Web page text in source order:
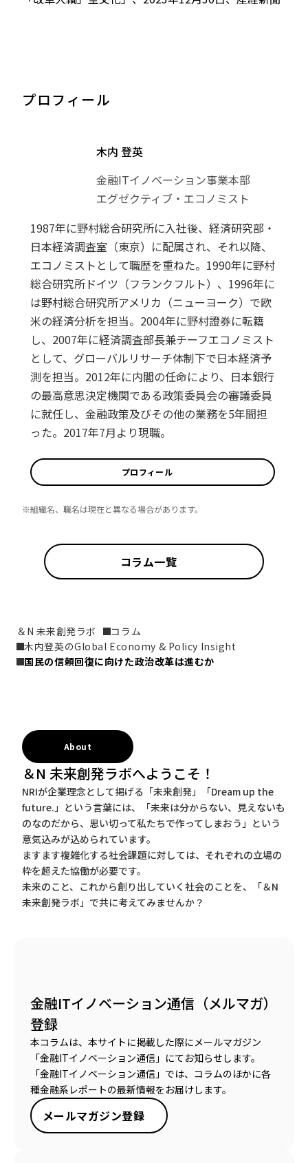
プロフィール
木内 登英
金融ITイノベーション事業本部
エグゼクティブ・エコノミスト
1987年に野村総合研究所に入社後、経済研究部・
日本経済調査室（東京）に配属され、それ以降、
エコノミストとして職歴を重ねた。1990年に野村
総合研究所ドイツ（フランクフルト）、1996年に
は野村総合研究所アメリカ（ニューヨーク）で欧
米の経済分析を担当。2004年に野村證券に転籍
し、2007年に経済調査部長兼チーフエコノミスト
として、グローバルリサーチ体制下で日本経済予
測を担当。2012年に内閣の任命により、日本銀行
の最高意思決定機関である政策委員会の審議委員
に就任し、金融政策及びその他の業務を5年間担
った。2017年7月より現職。
プロフィール
※組織名、職名は現在と異なる場合があります。
コラム一覧
＆N 未来創発ラボ
コラム
木内登英のGlobal Economy & Policy Insight
国民の信頼回復に向けた政治改革は進むか
About
＆N 未来創発ラボへようこそ！
NRIが企業理念として掲げる「未来創発」「Dream up the
future.」という言葉には、「未来は分からない、見えないも
のなのだから、思い切って私たちで作ってしまおう」という
意気込みが込められています。
ますます複雑化する社会課題に対しては、それぞれの立場の
枠を超えた協働が必要です。
未来のこと、これから創り出していく社会のことを、「＆N
未来創発ラボ」で共に考えてみませんか？
金融ITイノベーション通信（メルマガ）
登録
本コラムは、本サイトに掲載した際にメールマガジン
「金融ITイノベーション通信」にてお知らせします。
「金融ITイノベーション通信」では、コラムのほかに各
種金融系レポートの最新情報をお届けします。
メールマガジン登録